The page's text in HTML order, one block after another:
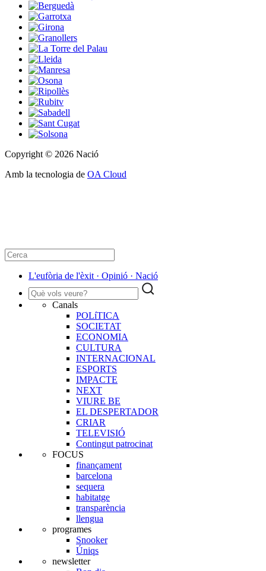
Copyright © 2026 Nació
Amb la tecnologia de OA Cloud
L'eufòria de l'èxit · Opinió · Nació
Canals
POLíTICA
SOCIETAT
ECONOMIA
CULTURA
INTERNACIONAL
ESPORTS
IMPACTE
NEXT
VIURE BE
EL DESPERTADOR
CRIAR
TELEVISIÓ
Contingut patrocinat
FOCUS
finançament
barcelona
sequera
habitatge
transparència
llengua
programes
Snooker
Úniqs
newsletter